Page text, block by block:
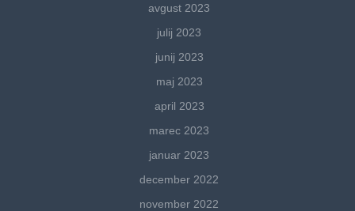
avgust 2023
julij 2023
junij 2023
maj 2023
april 2023
marec 2023
januar 2023
december 2022
november 2022